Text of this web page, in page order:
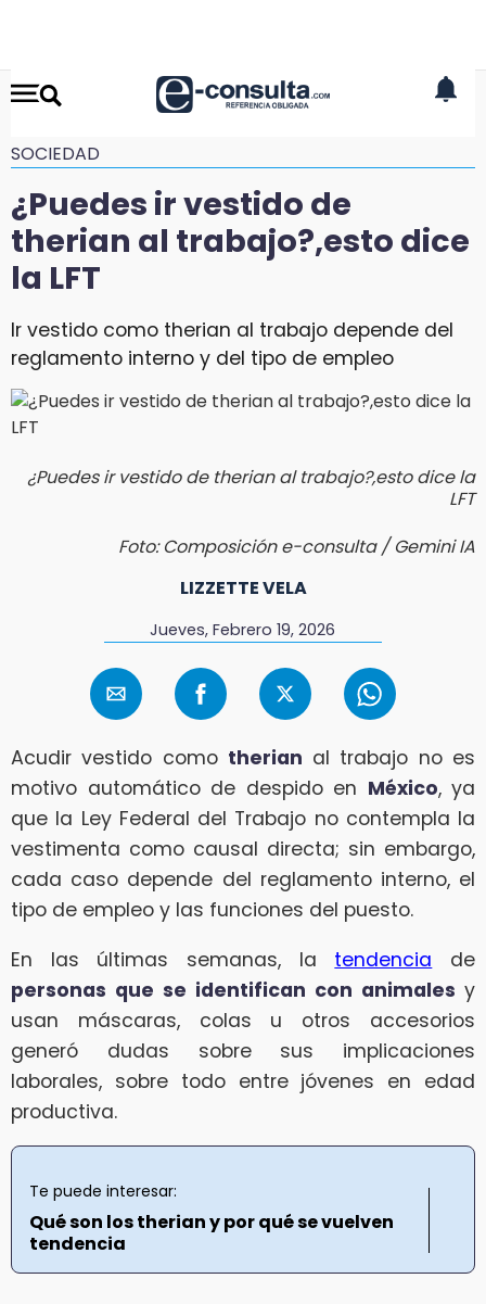
SOCIEDAD
¿Puedes ir vestido de
therian al trabajo?,esto dice
la LFT
Ir vestido como therian al trabajo depende del
reglamento interno y del tipo de empleo
¿Puedes ir vestido de therian al trabajo?,esto dice la
LFT
Foto: Composición e-consulta / Gemini IA
LIZZETTE VELA
Jueves, Febrero 19, 2026
Acudir vestido como therian al trabajo no es
motivo automático de despido en México, ya
que la Ley Federal del Trabajo no contempla la
vestimenta como causal directa; sin embargo,
cada caso depende del reglamento interno, el
tipo de empleo y las funciones del puesto.
En las últimas semanas, la tendencia de
personas que se identifican con animales y
usan máscaras, colas u otros accesorios
generó dudas sobre sus implicaciones
laborales, sobre todo entre jóvenes en edad
productiva.
Te puede interesar:
Qué son los therian y por qué se vuelven
tendencia